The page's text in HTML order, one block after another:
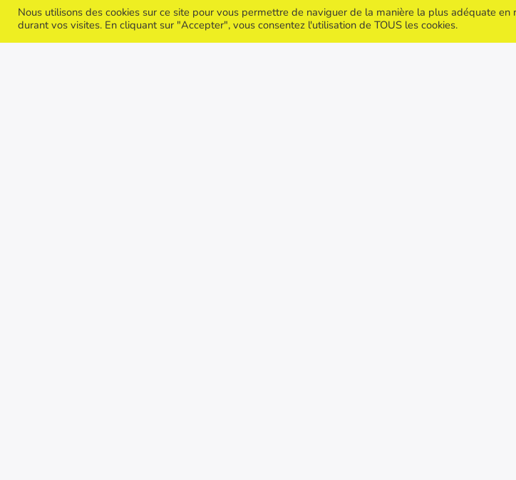
Nous utilisons des cookies sur ce site pour vous permettre de naviguer de la manière la plus adéquate en
durant vos visites. En cliquant sur "Accepter", vous consentez l'utilisation de TOUS les cookies.